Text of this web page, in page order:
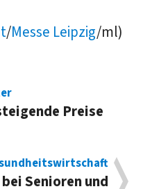
/Messe Leipzig/ml)
Preise
Senioren und